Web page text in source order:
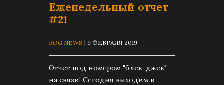
Еженедельный отчет
#21
ROG NEWS | 9 ФЕВРАЛЯ 2019
Отчет под номером "блек-джек"
на связи! Сегодня выходим в